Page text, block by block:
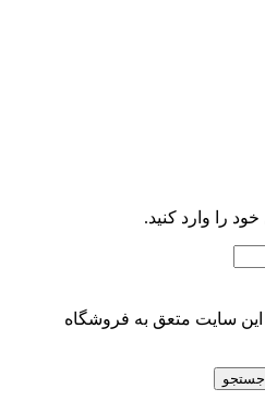
را وارد کنید.
سایت متعق به فروشگاه
جستجو